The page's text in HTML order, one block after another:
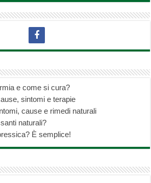
e come si cura?
sintomi e terapie
cause e rimedi naturali
naturali?
È semplice!